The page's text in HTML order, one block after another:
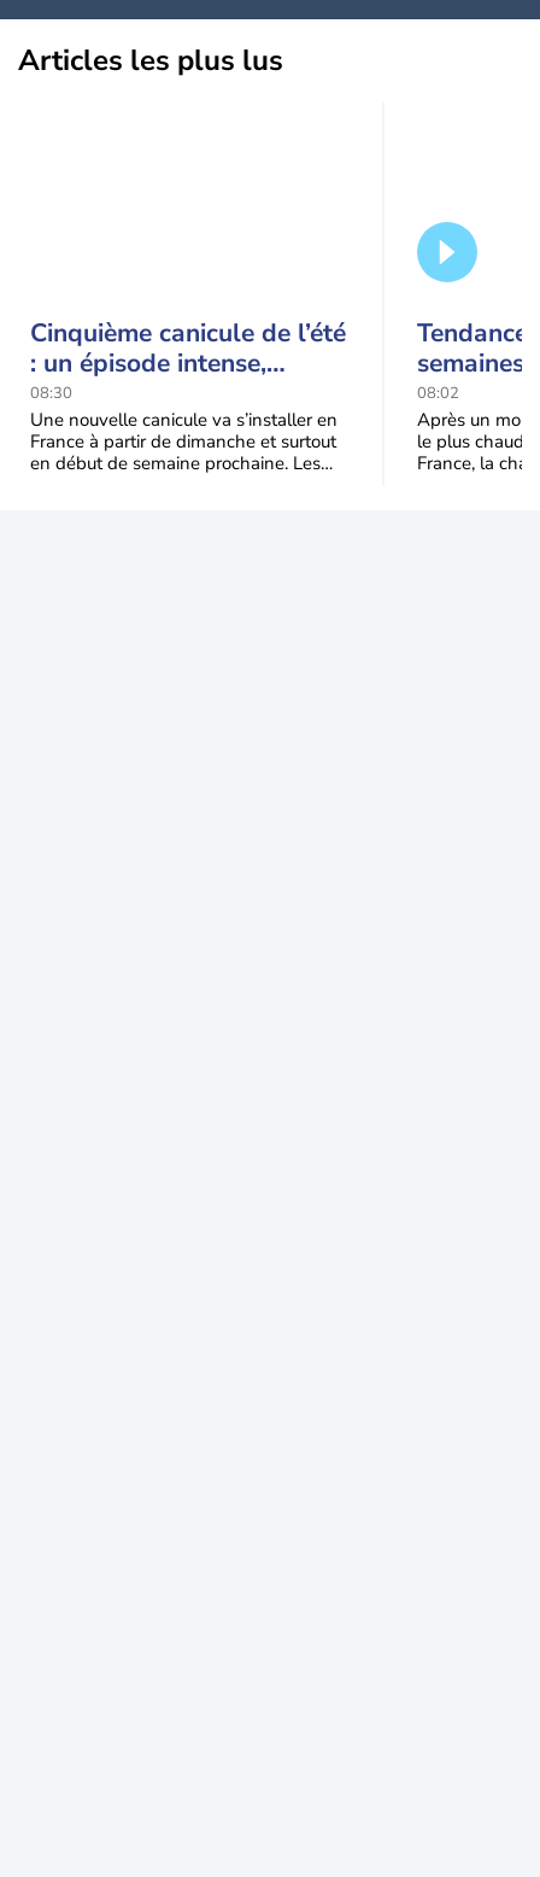
Articles les plus lus
Cinquième canicule de l’été
: un épisode intense,
durable et étendu la
semaine prochaine
08:30
Une nouvelle canicule va s’installer en
France à partir de dimanche et surtout
en début de semaine prochaine. Les
Tendance
semaines
septembre
08:02
Après un
le plus chaud
France, la